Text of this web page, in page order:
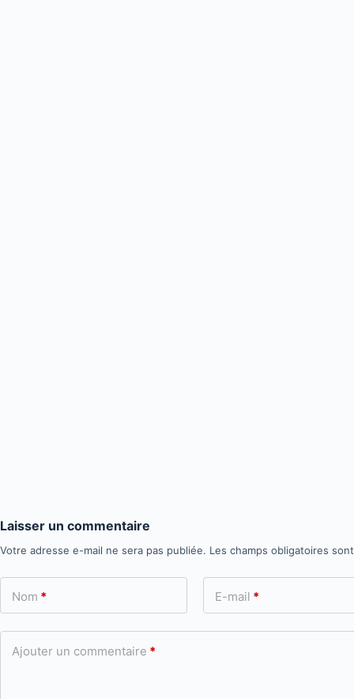
Laisser un commentaire
Votre adresse e-mail ne sera pas publiée. Les champs obligatoires
Nom * E-mail *
Ajouter un commentaire *